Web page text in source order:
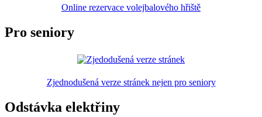
Online rezervace volejbalového hřiště
Pro seniory
Zjednodušená verze stránek nejen pro seniory
Odstávka elektřiny